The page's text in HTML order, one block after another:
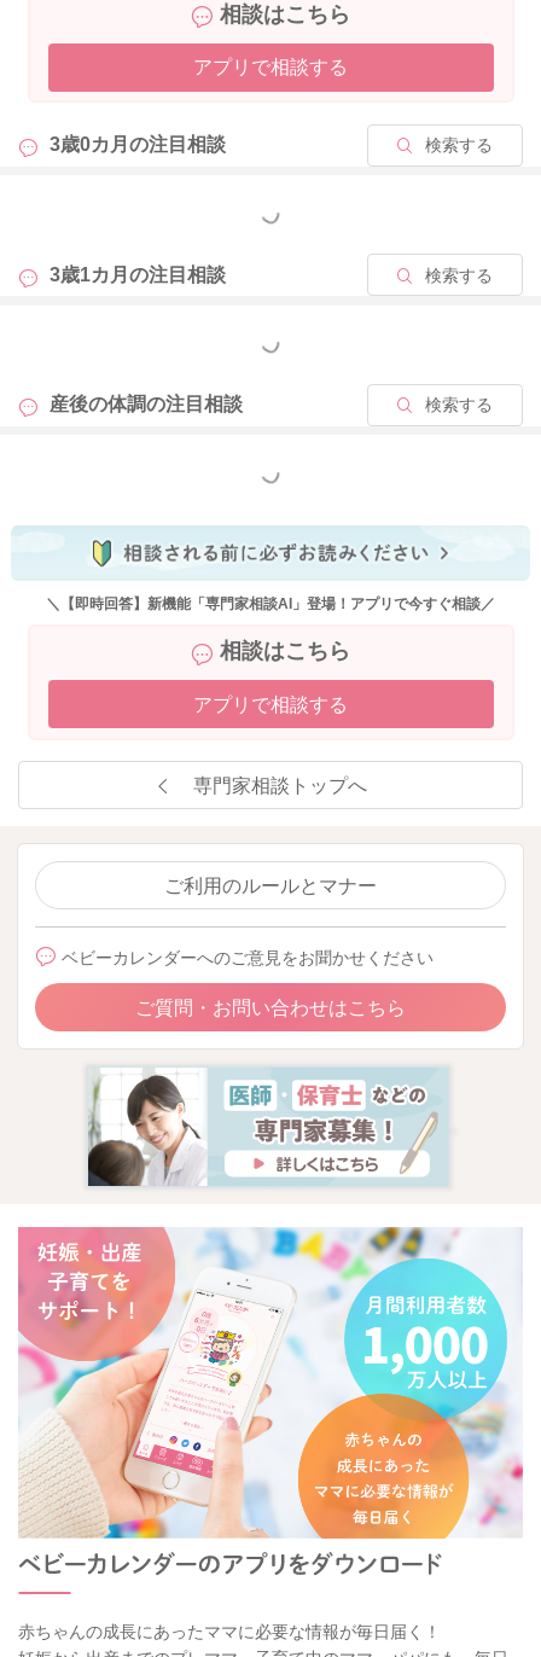
また、子宮の収縮剤を内服すると収縮痛があったり、溜まって
いた悪露が出るので量が増えてくることがあります。
参考にしてみてくださいね。
相談はこちら
アプリで相談する
3歳0カ月の注目相談 検索する
もっと見る
3歳1カ月の注目相談 検索する
もっと見る
産後の体調の注目相談 検索する
もっと見る
＼【即時回答】新機能「専門家相談AI」登場！アプリで今すぐ相談／
相談はこちら
アプリで相談する
専門家相談トップへ
ご利用のルールとマナー
ベビーカレンダーへのご意見をお聞かせください
ご質問・お問い合わせはこちら
赤ちゃんの成長にあったママに必要な情報が毎日届く！